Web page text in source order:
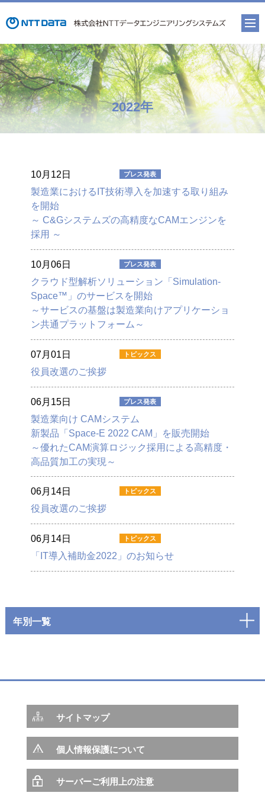
2022年
10月12日
製造業におけるIT技術導入を加速する取り組み
を開始
～ C&Gシステムズの高精度なCAMエンジンを
採用 ～
10月06日
クラウド型解析ソリューション「Simulation-
Space™」のサービスを開始
～サービスの基盤は製造業向けアプリケーショ
ン共通プラットフォーム～
07月01日
役員改選のご挨拶
06月15日
製造業向け CAMシステム
新製品「Space-E 2022 CAM」を販売開始
～優れたCAM演算ロジック採用による高精度・
高品質加工の実現～
06月14日
役員改選のご挨拶
06月14日
「IT導入補助金2022」のお知らせ
年別一覧
サイトマップ
個人情報保護について
サーバーご利用上の注意